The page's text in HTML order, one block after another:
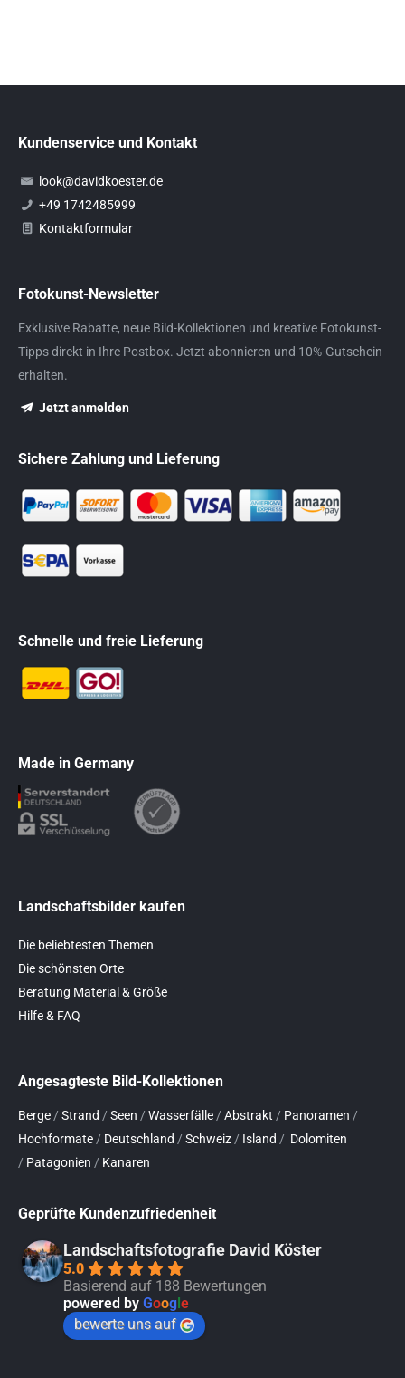
Kundenservice und Kontakt
look@davidkoester.de
+49 1742485999
Kontaktformular
Fotokunst-Newsletter
Exklusive Rabatte, neue Bild-Kollektionen und kreative Fotokunst-
Tipps direkt in Ihre Postbox. Jetzt abonnieren und 10%-Gutschein
erhalten.
Jetzt anmelden
Sichere Zahlung und Lieferung
Schnelle und freie Lieferung
Made in Germany
Landschaftsbilder kaufen
Die beliebtesten Themen
Die schönsten Orte
Beratung Material & Größe
Hilfe & FAQ
Angesagteste Bild-Kollektionen
Berge / Strand / Seen / Wasserfälle / Abstrakt / Panoramen /
Hochformate / Deutschland / Schweiz / Island / Dolomiten
/ Patagonien / Kanaren
Geprüfte Kundenzufriedenheit
Landschaftsfotografie David Köster
5.0
Basierend auf 188 Bewertungen
powered by Google
bewerte uns auf